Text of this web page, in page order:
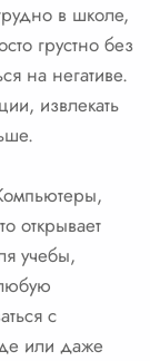
в школе,
грустно без
на негативе.
извлекать
открывает
учебы,
с
или даже